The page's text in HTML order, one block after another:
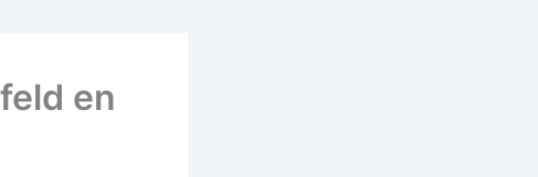
en